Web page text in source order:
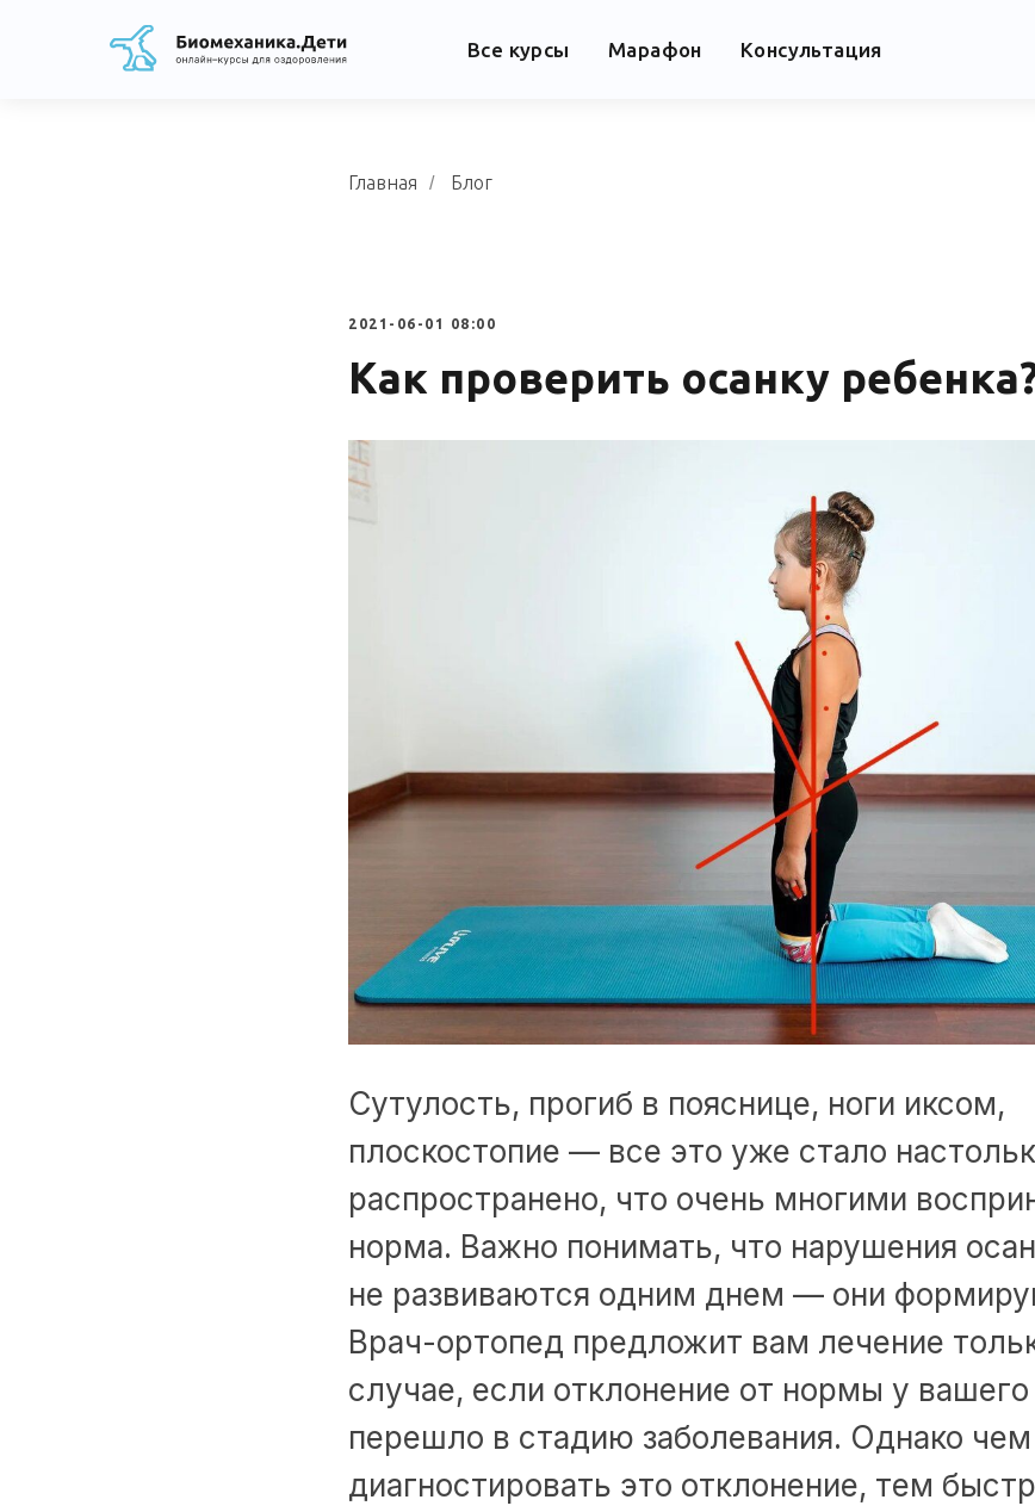
Все курсы Марафон Консультация
Главная / Блог
2021-06-01 08:00
Как проверить осанку
Сутулость, прогиб в пояснице, ноги иксом,
плоскостопие — все это уже стало
распространено, что очень многими
норма. Важно понимать, что нарушения
не развиваются одним днем — они
Врач-ортопед предложит вам лечение
случае, если отклонение от нормы у
перешло в стадию заболевания. Однако
диагностировать это отклонение, тем